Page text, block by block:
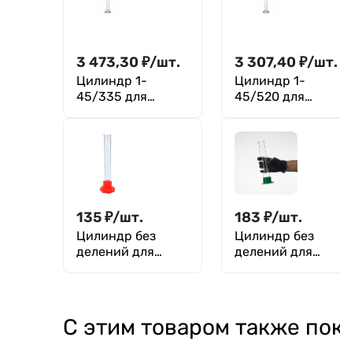
3 473,30 ₽/шт.
Цилиндр 1-
45/335 для
3 307,40 ₽/шт.
Цилиндр 1-
45/520 для
135₽/шт.
Цилиндр без
делений для
4320-012-
183 ₽/шт.
Цилиндр без
делений для
ТУ 4320-012-
С этим товаром также